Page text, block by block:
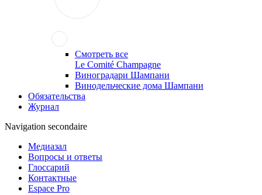
Смотреть все
Le Comité Champagne
Виноградари Шампани
Винодельческие дома Шампани
Обязательства
Журнал
Navigation secondaire
Медиазал
Вопросы и ответы
Глоссарий
Контактные
Espace Pro